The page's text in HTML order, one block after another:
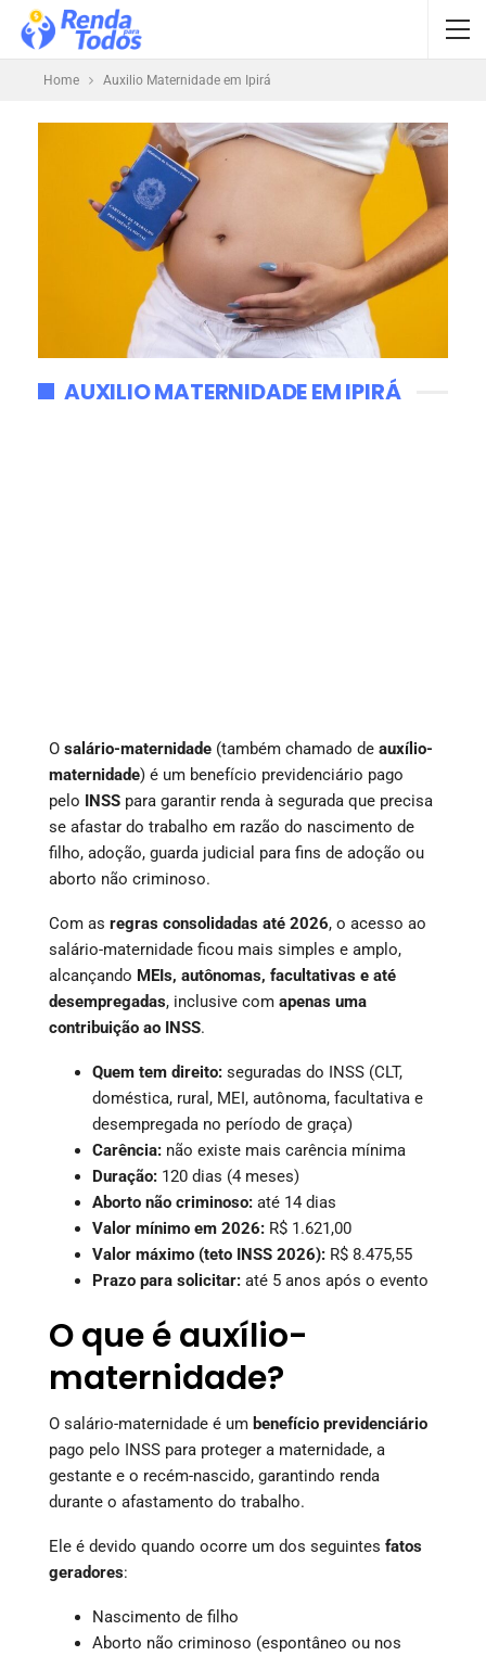
Home Auxilio Maternidade em Ipirá
AUXILIO MATERNIDADE EM IPIRÁ
O salário-maternidade (também chamado de auxílio-
maternidade) é um benefício previdenciário pago
pelo INSS para garantir renda à segurada que precisa
se afastar do trabalho em razão do nascimento de
filho, adoção, guarda judicial para fins de adoção ou
aborto não criminoso.
Com as regras consolidadas até 2026, o acesso ao
salário-maternidade ficou mais simples e amplo,
alcançando MEIs, autônomas, facultativas e até
desempregadas, inclusive com apenas uma
contribuição ao INSS.
Quem tem direito: seguradas do INSS (CLT,
doméstica, rural, MEI, autônoma, facultativa e
desempregada no período de graça)
Carência: não existe mais carência mínima
Duração: 120 dias (4 meses)
Aborto não criminoso: até 14 dias
Valor mínimo em 2026: R$ 1.621,00
Valor máximo (teto INSS 2026): R$ 8.475,55
Prazo para solicitar: até 5 anos após o evento
O que é auxílio-
maternidade?
O salário-maternidade é um benefício previdenciário
pago pelo INSS para proteger a maternidade, a
gestante e o recém-nascido, garantindo renda
durante o afastamento do trabalho.
Ele é devido quando ocorre um dos seguintes fatos
geradores:
Nascimento de filho
Aborto não criminoso (espontâneo ou nos